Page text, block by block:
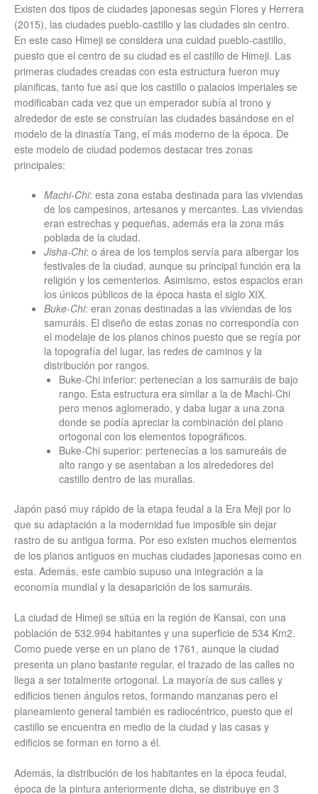
Existen dos tipos de ciudades japonesas según Flores y Herrera
(2015), las ciudades pueblo-castillo y las ciudades sin centro.
En este caso Himeji se considera una cuidad pueblo-castillo,
puesto que el centro de su ciudad es el castillo de Himeji. Las
primeras ciudades creadas con esta estructura fueron muy
planificas, tanto fue así que los castillo o palacios imperiales se
modificaban cada vez que un emperador subía al trono y
alrededor de este se construían las ciudades basándose en el
modelo de la dinastía Tang, el más moderno de la época. De
este modelo de ciudad podemos destacar tres zonas
principales:
Machi-Chi: esta zona estaba destinada para las viviendas
de los campesinos, artesanos y mercantes. Las viviendas
eran estrechas y pequeñas, además era la zona más
poblada de la ciudad.
Jisha-Chi: o área de los templos servía para albergar los
festivales de la ciudad, aunque su principal función era la
religión y los cementerios. Asimismo, estos espacios eran
los únicos públicos de la época hasta el siglo XIX.
Buke-Chi: eran zonas destinadas a las viviendas de los
samuráis. El diseño de estas zonas no correspondía con
el modelaje de los planos chinos puesto que se regía por
la topografía del lugar, las redes de caminos y la
distribución por rangos.
Buke-Chi inferior: pertenecían a los samuráis de bajo
rango. Esta estructura era similar a la de Machi-Chi
pero menos aglomerado, y daba lugar a una zona
donde se podía apreciar la combinación del plano
ortogonal con los elementos topográficos.
Buke-Chi superior: pertenecías a los samureáis de
alto rango y se asentaban a los alrededores del
castillo dentro de las murallas.
Japón pasó muy rápido de la etapa feudal a la Era Meji por lo
que su adaptación a la modernidad fue imposible sin dejar
rastro de su antigua forma. Por eso existen muchos elementos
de los planos antiguos en muchas ciudades japonesas como en
esta. Además, este cambio supuso una integración a la
economía mundial y la desaparición de los samuráis.
La ciudad de Himeji se sitúa en la región de Kansai, con una
población de 532.994 habitantes y una superficie de 534 Km2.
Como puede verse en un plano de 1761, aunque la ciudad
presenta un plano bastante regular, el trazado de las calles no
llega a ser totalmente ortogonal. La mayoría de sus calles y
edificios tienen ángulos retos, formando manzanas pero el
planeamiento general también es radiocéntrico, puesto que el
castillo se encuentra en medio de la ciudad y las casas y
edificios se forman en torno a él.
Además, la distribución de los habitantes en la época feudal,
época de la pintura anteriormente dicha, se distribuye en 3